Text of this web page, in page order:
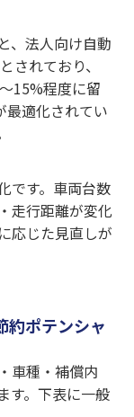
、法人向け自動
されており、
15%程度に留
最適化されてい
です。車両台数
走行距離が変化
応じた見直しが
約ポテンシャ
車種・補償内
す。下表に一般